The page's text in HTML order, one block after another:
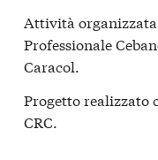
Attività
Professionale
Caracol.
Progetto realizzato
CRC.